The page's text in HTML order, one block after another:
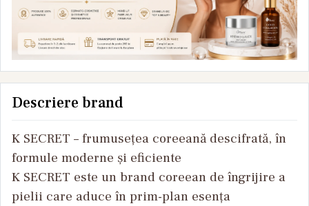
Descriere brand
K SECRET – frumusețea coreeană descifrată, în
formule moderne și eficiente
K SECRET este un brand coreean de îngrijire a
pielii care aduce în prim-plan esența